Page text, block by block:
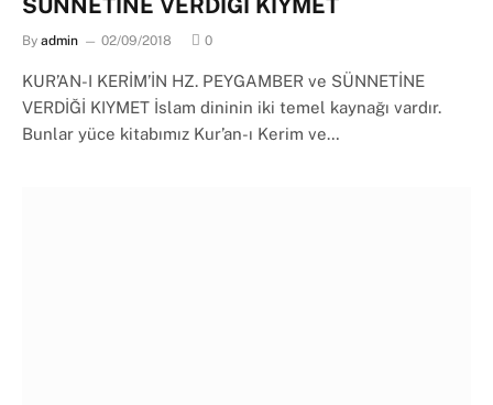
By admin 02/09/2018 0
KUR’AN-I KERİM’İN HZ. PEYGAMBER ve SÜNNETİNE
VERDİĞİ KIYMET İslam dininin iki temel kaynağı vardır.
Bunlar yüce kitabımız Kur’an-ı Kerim ve…